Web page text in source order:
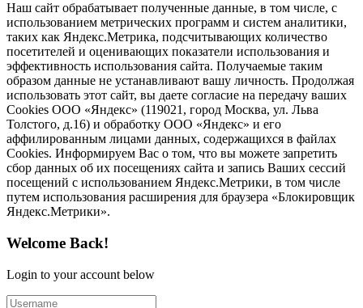
Наш сайт обрабатывает полученные данные, в том числе, с
использованием метрических программ и систем аналитики,
таких как Яндекс.Метрика, подсчитывающих количество
посетителей и оценивающих показатели использования и
эффективность использования сайта. Получаемые таким
образом данные не устанавливают вашу личность. Продолжая
использовать этот сайт, вы даете согласие на передачу ваших
Cookies ООО «Яндекс» (119021, город Москва, ул. Льва
Толстого, д.16) и обработку ООО «Яндекс» и его
аффилированным лицами данных, содержащихся в файлах
Cookies. Информируем Вас о том, что вы можете запретить
сбор данных об их посещениях сайта и запись Ваших сессий
посещений с использованием Яндекс.Метрики, в том числе
путем использования расширения для браузера «Блокировщик
Яндекс.Метрики».
Welcome Back!
Login to your account below